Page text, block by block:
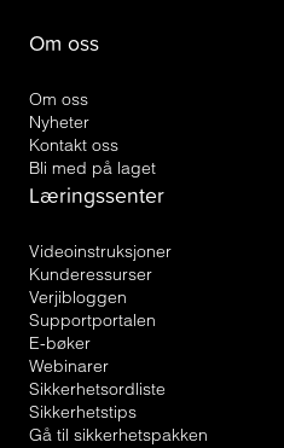
Om oss
Om oss
Nyheter
Kontakt oss
Bli med på laget
Læringssenter
Videoinstruksjoner
Kunderessurser
Verjibloggen
Supportportalen
E-bøker
Webinarer
Sikkerhetsordliste
Sikkerhetstips
Gå til sikkerhetspakken